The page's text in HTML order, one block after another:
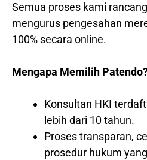
Semua proses kami
mengurus pengesahan
100% secara online.
Mengapa Memilih
Konsultan HKI
lebih dari 10 tahun.
Proses transparan,
prosedur hukum